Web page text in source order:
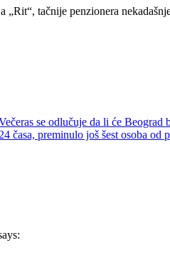
„Rit“, tačnije penzionera
se odlučuje da li će
časa, preminulo još šest osoba